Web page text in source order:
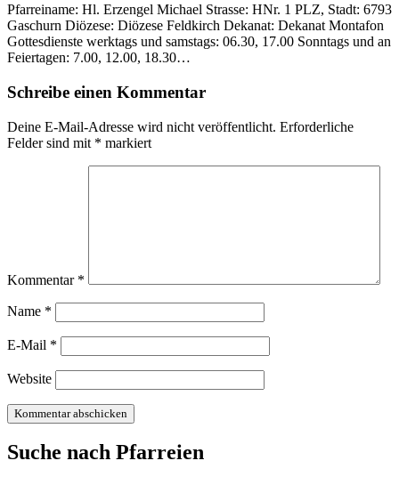
Pfarreiname: Hl. Erzengel Michael Strasse: HNr. 1 PLZ, Stadt: 6793
Gaschurn Diözese: Diözese Feldkirch Dekanat: Dekanat Montafon
Gottesdienste werktags und samstags: 06.30, 17.00 Sonntags und an
Feiertagen: 7.00, 12.00, 18.30…
Schreibe einen Kommentar
Deine E-Mail-Adresse wird nicht veröffentlicht. Erforderliche
Felder sind mit * markiert
Kommentar *
Name *
E-Mail *
Website
Suche nach Pfarreien